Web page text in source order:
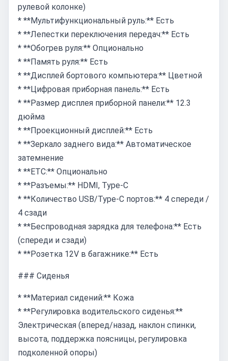
рулевой колонке)
* **Мультифункциональный руль:** Есть
* **Лепестки переключения передач:** Есть
* **Обогрев руля:** Опционально
* **Память руля:** Есть
* **Дисплей бортового компьютера:** Цветной
* **Цифровая приборная панель:** Есть
* **Размер дисплея приборной панели:** 12.3
дюйма
* **Проекционный дисплей:** Есть
* **Зеркало заднего вида:** Автоматическое
затемнение
* **ETC:** Опционально
* **Разъемы:** HDMI, Type-C
* **Количество USB/Type-C портов:** 4 спереди /
4 сзади
* **Беспроводная зарядка для телефона:** Есть
(спереди и сзади)
* **Розетка 12V в багажнике:** Есть
### Сиденья
* **Материал сидений:** Кожа
* **Регулировка водительского сиденья:**
Электрическая (вперед/назад, наклон спинки,
высота, поддержка поясницы, регулировка
подколенной опоры)